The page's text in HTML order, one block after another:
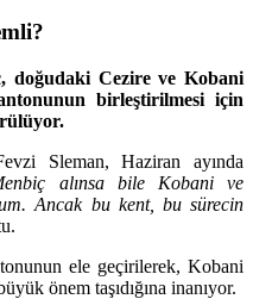
doğudaki Cezire ve Kobani
birleştirilmesi için
Sleman, Haziran ayında
alınsa bile Kobani ve
Ancak bu kent, bu sürecin
ele geçirilerek, Kobani
önem taşıdığına inanıyor.